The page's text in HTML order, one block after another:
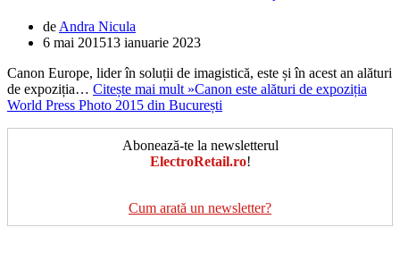
de Andra Nicula
6 mai 201513 ianuarie 2023
Canon Europe, lider în soluții de imagistică, este și în acest an alături
de expoziția… Citește mai mult »Canon este alături de expoziția
World Press Photo 2015 din București
Abonează-te la newsletterul
ElectroRetail.ro!
Cum arată un newsletter?